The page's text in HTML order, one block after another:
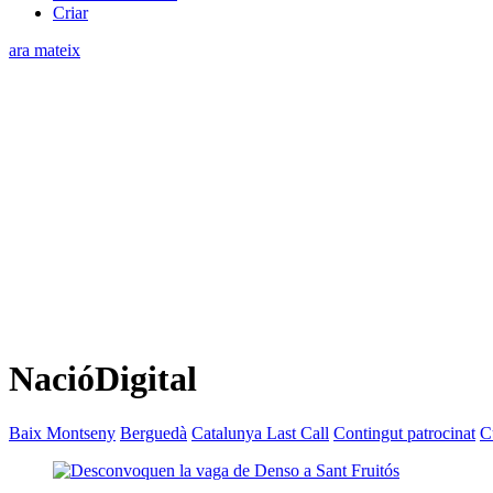
Criar
ara mateix
NacióDigital
Baix Montseny Berguedà Catalunya Last Call Contingut patrocinat